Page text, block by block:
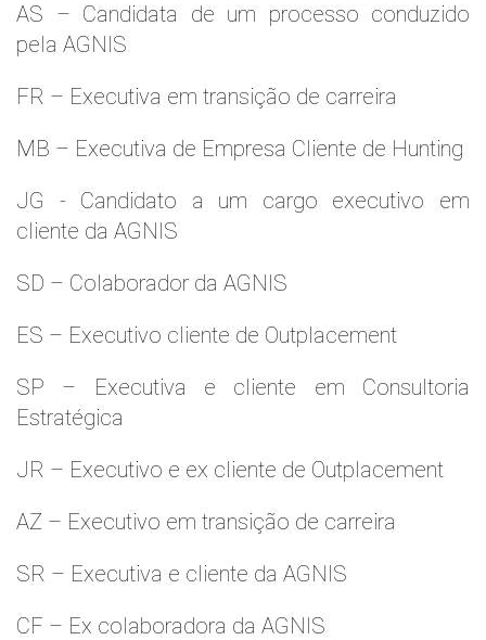
AS – Candidata de um processo conduzido
pela AGNIS
FR – Executiva em transição de carreira
MB – Executiva de Empresa Cliente de Hunting
JG - Candidato a um cargo executivo em
cliente da AGNIS
SD – Colaborador da AGNIS
ES – Executivo cliente de Outplacement
SP – Executiva e cliente em Consultoria
Estratégica
JR – Executivo e ex cliente de Outplacement
AZ – Executivo em transição de carreira
SR – Executiva e cliente da AGNIS
CF – Ex colaboradora da AGNIS